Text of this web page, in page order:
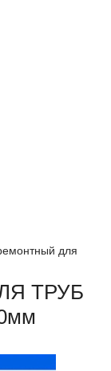
для
ТРУБ